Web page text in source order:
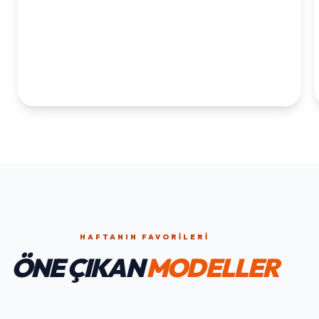
HAFTANIN FAVORILERI
ÖNE ÇIKANMODELLER